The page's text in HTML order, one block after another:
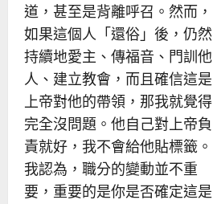
道，甚至是背離呼召。然而，
如果這個人「還俗」後，仍然
持續地愛主、傳福音、門訓他
人、建立教會，而且確信這是
上帝對他的帶領，那我就覺得
完全沒問題。他自己對上帝負
責就好，我不會給他貼標籤。
我認為，職分的變動並不重
要，重要的是你是否確定這是